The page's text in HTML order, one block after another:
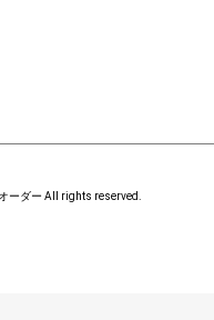
ーダー All rights reserved.